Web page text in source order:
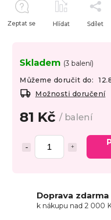
81 Kč/ balení
Skladem (3 balení)
Můžeme doručit do:
Možnosti doručení
Zeptat se Hlídat Sdílet
Doprava zdarma
k nákupu nad 2 000